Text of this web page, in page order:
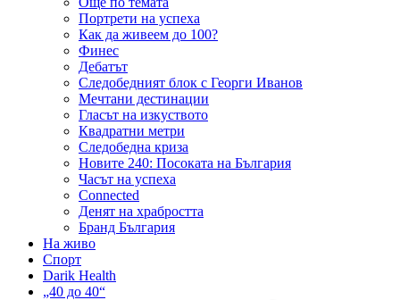
Портрети на успеха
Как да живеем до 100?
Финес
Дебатът
Следобедният блок с Георги Иванов
Мечтани дестинации
Гласът на изкуството
Квадратни метри
Следобедна криза
Новите 240: Посоката на България
Часът на успеха
Connected
Денят на храбростта
Бранд България
На живо
Спорт
Darik Health
„40 до 40“